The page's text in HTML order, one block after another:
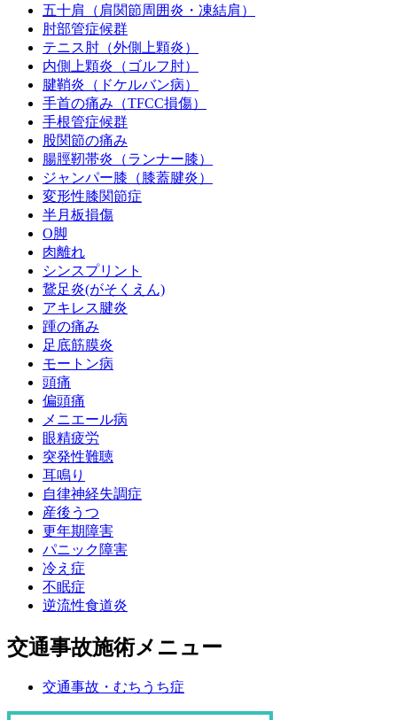
五十肩（肩関節周囲炎・凍結肩）
肘部管症候群
テニス肘（外側上顆炎）
内側上顆炎（ゴルフ肘）
腱鞘炎（ドケルバン病）
手首の痛み（TFCC損傷）
手根管症候群
股関節の痛み
腸脛靭帯炎（ランナー膝）
ジャンパー膝（膝蓋腱炎）
変形性膝関節症
半月板損傷
O脚
肉離れ
シンスプリント
鵞足炎(がそくえん)
アキレス腱炎
踵の痛み
足底筋膜炎
モートン病
頭痛
偏頭痛
メニエール病
眼精疲労
突発性難聴
耳鳴り
自律神経失調症
産後うつ
更年期障害
パニック障害
冷え症
不眠症
逆流性食道炎
交通事故施術メニュー
交通事故・むちうち症